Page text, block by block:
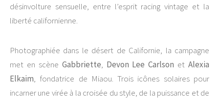
désinvolture sensuelle, entre l’esprit racing vintage et la
liberté californienne.
Photographiée dans le désert de Californie, la campagne
met en scène Gabbriette, Devon Lee Carlson et Alexia
Elkaim, fondatrice de Miaou. Trois icônes solaires pour
incarner une virée à la croisée du style, de la puissance et de